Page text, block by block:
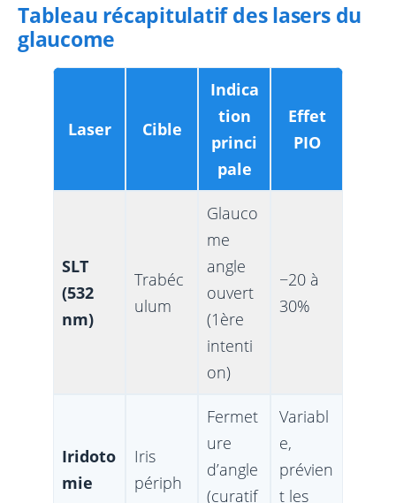
Tableau récapitulatif des lasers du
glaucome
Laser Cible
Indica
tion
princi
pale
Effet
PIO
SLT
(532
nm)
Trabéc
ulum
Glauco
me
angle
ouvert
(1ère
intenti
on)
−20 à
30%
Iridoto
mie
Iris
périph
Fermet
ure
d’angle
(curatif
Variabl
e,
prévien
t les